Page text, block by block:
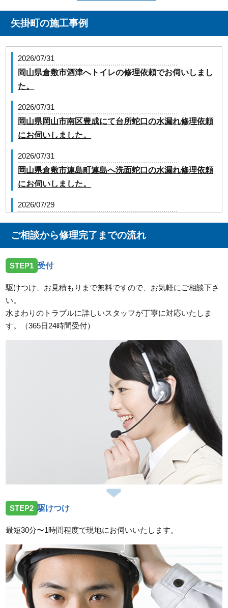
矢掛町の施工事例
2026/07/31
岡山県倉敷市酒津へトイレの修理依頼でお伺いしまし
た。
2026/07/31
岡山県岡山市南区豊成にて台所蛇口の水漏れ修理依頼
にお伺いしました。
2026/07/31
岡山県倉敷市連島町連島へ洗面蛇口の水漏れ修理依頼
にお伺いしました。
2026/07/29
しました。
岡山県高梁市落合町近似へトイレの点検依頼でお伺い
岡山県和気郡和気町衣笠へ台所蛇口の点検依頼でお伺
いしました。
岡山県総社市中央へ屋外蛇口の水漏れ点検依頼でお伺
岡山県津山市神戸へ屋外井戸ポンプの点検依頼でお伺
岡山県赤磐市上仁保へ屋外給水の水漏れ修理作業に伺
岡山県備前市香登西に台所蛇口交換作業に伺いまし
た。
2026/07/25
岡山県倉敷市玉島長尾にトイレ詰まり除去作業に伺い
ました。
スタッフの修理報告や事例の一覧はこちら
ご相談から修理完了までの流れ
STEP1 受付
駆けつけ、お見積もりまで無料ですので、お気軽にご相談下さ
い。
水まわりのトラブルに詳しいスタッフが丁寧に対応いたしま
す。（365日24時間受付）
STEP2 駆けつけ
最短30分〜1時間程度で現地にお伺いいたします。